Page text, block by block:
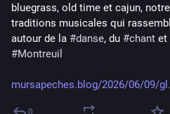
bluegrass, old time et cajun,
traditions musicales qui
autour de la #danse, du #chant
#Montreuil
mursapeches.blog/2026/06/09/gl